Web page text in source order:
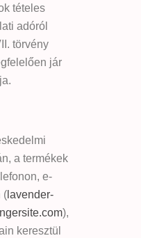
tételes
adóról
törvény
jár
a termékek
e-
( lavender-
),
keresztül